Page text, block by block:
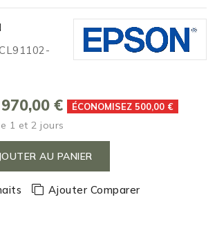
970,00 € ÉCONOMISEZ 500,00 €
1 et 2 jours
AU PANIER
Ajouter Comparer